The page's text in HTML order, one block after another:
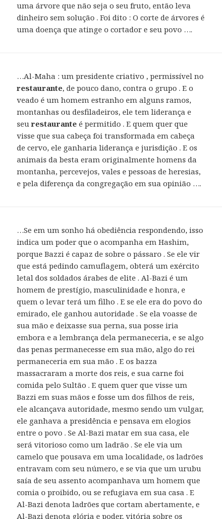
uma árvore que não seja o seu fruto, então leva
dinheiro sem solução . Foi dito : O corte de árvores é
uma doença que atinge o cortador e seu povo ….
…Al-Maha : um presidente criativo , permissível no
restaurante, de pouco dano, contra o grupo . E o
veado é um homem estranho em alguns ramos,
montanhas ou desfiladeiros, ele tem liderança e
seurestaurante é permitido . E quem quer que
visse que sua cabeça foi transformada em cabeça
de cervo, ele ganharia liderança e jurisdição . E os
animais da besta eram originalmente homens da
montanha, percevejos, vales e pessoas de heresias,
e pela diferença da congregação em sua opinião ….
…Se em um sonho há obediência respondendo, isso
indica um poder que o acompanha em Hashim,
porque Bazzi é capaz de sobre o pássaro . Se ele vir
que está pedindo camuflagem, obterá um exército
letal dos soldados árabes de elite . Al-Bazi é um
homem de prestígio, masculinidade e honra, e
quem o levar terá um filho . E se ele era do povo do
emirado, ele ganhou autoridade . Se ela voasse de
sua mão e deixasse sua perna, sua posse iria
embora e a lembrança dela permaneceria, e se algo
das penas permanecesse em sua mão, algo do rei
permaneceria em sua mão . E os bazza
massacraram a morte dos reis, e sua carne foi
comida pelo Sultão . E quem quer que visse um
Bazzi em suas mãos e fosse um dos filhos de reis,
ele alcançava autoridade, mesmo sendo um vulgar,
ele ganhava a presidência e pensava em elogios
entre o povo . Se Al-Bazi matar em sua casa, ele
será vitorioso como um ladrão . Se ele via um
camelo que pousava em uma localidade, os ladrões
entravam com seu número, e se via que um urubu
saía de seu assento acompanhava um homem que
comia o proibido, ou se refugiava em sua casa . E
Al-Bazi denota ladrões que cortam abertamente, e
Al-Bazi denota glória e poder, vitória sobre os